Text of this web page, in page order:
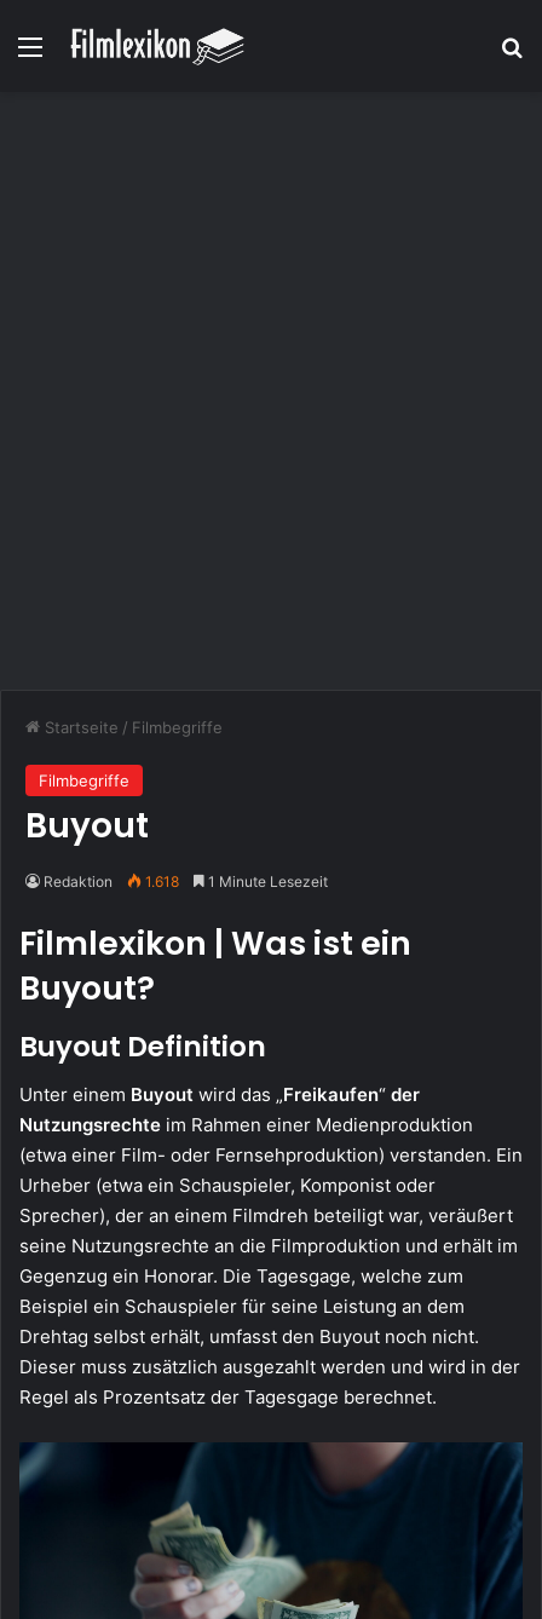
Menü
Startseite / Filmbegriffe
Filmbegriffe
Buyout
Redaktion 1.618 1 Minute Lesezeit
Filmlexikon | Was ist ein
Buyout?
Buyout Definition
Unter einem Buyout wird das „Freikaufen“ der
Nutzungsrechte im Rahmen einer Medienproduktion
(etwa einer Film- oder Fernsehproduktion) verstanden. Ein
Urheber (etwa ein Schauspieler, Komponist oder
Sprecher), der an einem Filmdreh beteiligt war, veräußert
seine Nutzungsrechte an die Filmproduktion und erhält im
Gegenzug ein Honorar. Die Tagesgage, welche zum
Beispiel ein Schauspieler für seine Leistung an dem
Drehtag selbst erhält, umfasst den Buyout noch nicht.
Dieser muss zusätzlich ausgezahlt werden und wird in der
Regel als Prozentsatz der Tagesgage berechnet.